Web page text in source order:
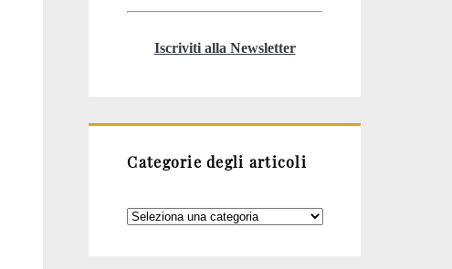
Iscriviti alla Newsletter
Categorie degli articoli
Categorie